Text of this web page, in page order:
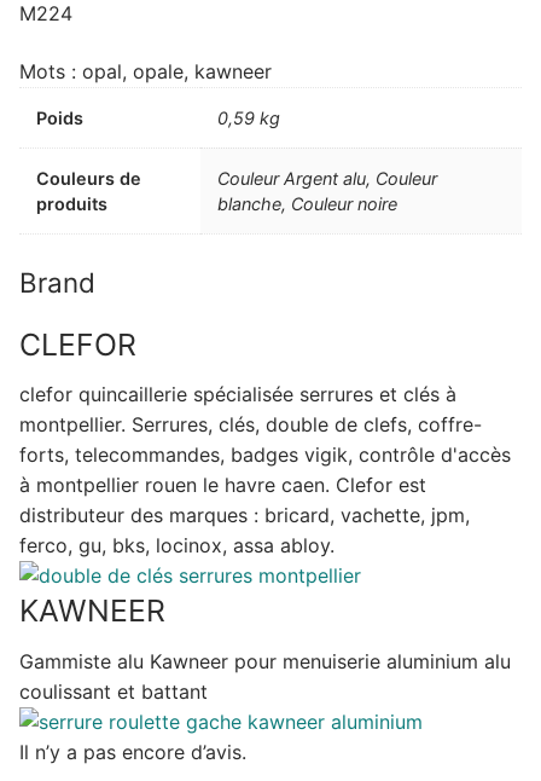
M224
Mots : opal, opale, kawneer
Poids 0,59 kg
Couleurs de
produits
Couleur Argent alu, Couleur
blanche, Couleur noire
Brand
CLEFOR
clefor quincaillerie spécialisée serrures et clés à
montpellier. Serrures, clés, double de clefs, coffre-
forts, telecommandes, badges vigik, contrôle d'accès
à montpellier rouen le havre caen. Clefor est
distributeur des marques : bricard, vachette, jpm,
ferco, gu, bks, locinox, assa abloy.
KAWNEER
Gammiste alu Kawneer pour menuiserie aluminium alu
coulissant et battant
Il n’y a pas encore d’avis.